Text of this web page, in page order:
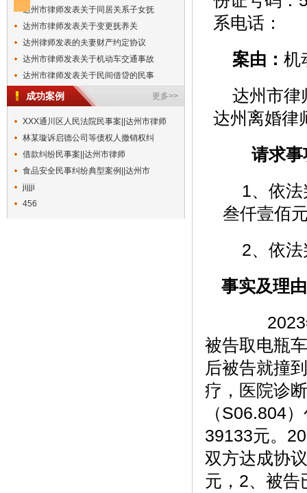
达州市律师发表关于同居关系子女抚
达州市律师发表关于变更抚养关
达州律师发表的夫妻财产约定协议
达州市律师发表关于机动车交通事故
达州市律师发表关于民间借贷的民事
达州律师发表关于同居关系子女抚养
达州市律师发表的执行异议书
达州市律师发表关于离婚纠纷的民事
达州市律师发表的离婚协议书
达州律师发表的借条
达州市律师发表关于同居关系子女抚
达州市律师发表关于变更抚养关
达州律师发表的夫妻财产约定协议
成功案例 更多>>
XXX通川区人民法院民事案||达州市律师
林某璇诉启德公司等债权人撤销权纠
借款纠纷民事案||达州市律师
食品安全民事纠纷典型案例||达州市
jijjji
456
系电话：
案由： 机
达州市律
达州离婚律
请求事
1、依
叁仟壹佰
2、依
事实及理
2023年
被告取电瓶
后被告就撞
疗，医院诊
（S06.804
39133元。
双方达成协
元，2、被告